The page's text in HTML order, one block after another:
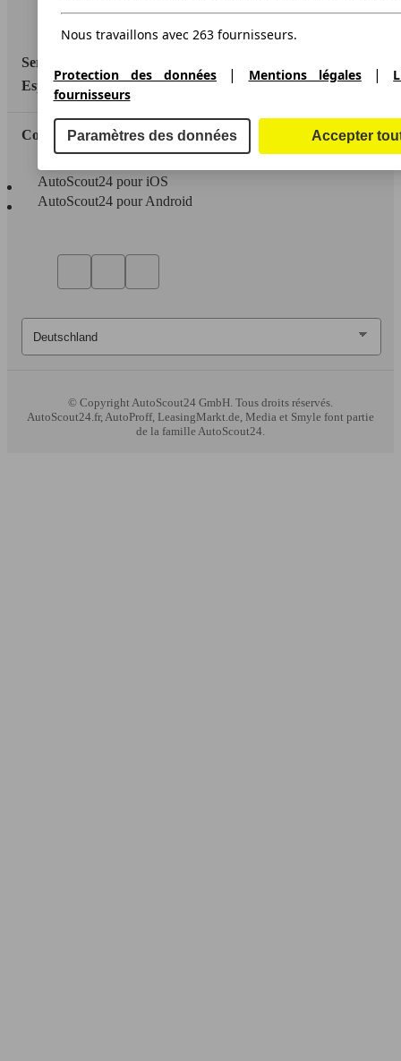
Service
Espace Pro
Contact
AutoScout24 pour iOS
AutoScout24 pour Android
© CopyrightAutoScout24 GmbH. Tous droits réservés.
AutoScout24.fr, AutoProff, LeasingMarkt.de, Media et Smyle font partie
de la famille AutoScout24.
Nous travaillons avec 263 fournisseurs.
Protection des données | Mentions légales|
fournisseurs
Paramètres des données Accepter